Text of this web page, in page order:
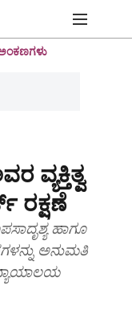
ರಕ್ಷಣೆ
ಹಾಗೂ
ಅನುಮತಿ